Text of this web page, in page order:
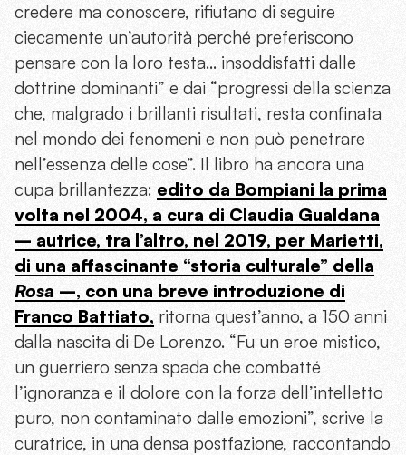
credere ma conoscere, rifiutano di seguire
ciecamente un’autorità perché preferiscono
pensare con la loro testa… insoddisfatti dalle
dottrine dominanti” e dai “progressi della scienza
che, malgrado i brillanti risultati, resta confinata
nel mondo dei fenomeni e non può penetrare
nell’essenza delle cose”. Il libro ha ancora una
cupa brillantezza: edito da Bompiani la prima
volta nel 2004, a cura di Claudia Gualdana
– autrice, tra l’altro, nel 2019, per Marietti,
di una affascinante “storia culturale” della
Rosa –, con una breve introduzione di
Franco Battiato, ritorna quest’anno, a 150 anni
dalla nascita di De Lorenzo. “Fu un eroe mistico,
un guerriero senza spada che combatté
l’ignoranza e il dolore con la forza dell’intelletto
puro, non contaminato dalle emozioni”, scrive la
curatrice, in una densa postfazione, raccontando